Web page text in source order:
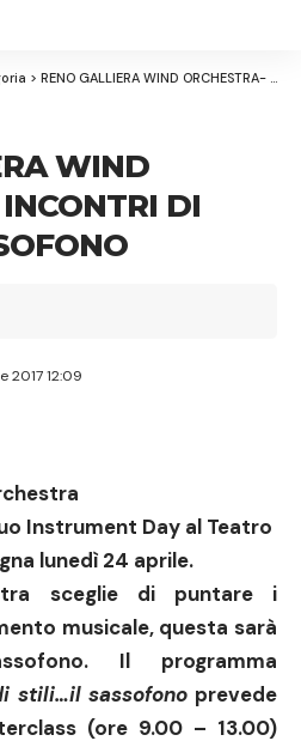
Resizer
> RENO GALLIERA WIND ORCHESTRA- INCONTRI DI STILI…IL SASSOFONO
WIND
DI
2017 12:09
Instrument Day al Teatro
lunedì 24 aprile.
sceglie di puntare i
musicale, questa sarà
Il programma
stili…il sassofonoprevede
(ore 9.00 – 13.00)